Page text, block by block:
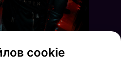
cookie